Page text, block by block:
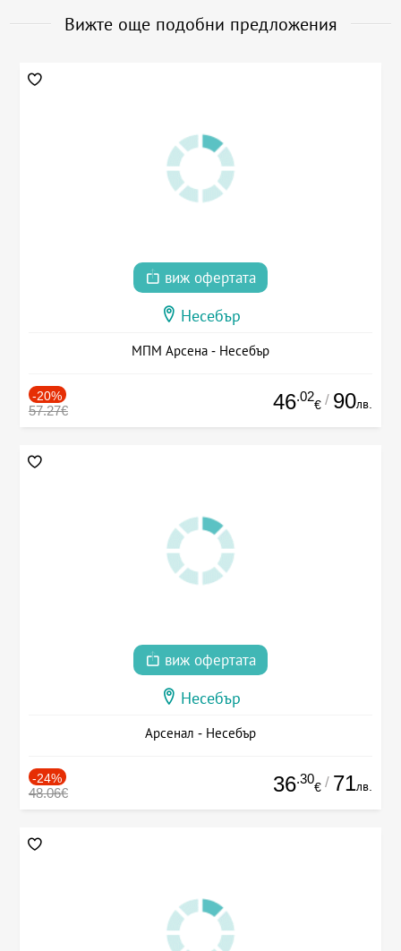
Вижте още подобни предложения
виж офертата
Несебър
МПМ Арсена - Несебър
-20%
57.27€ 46.02
€ / 90лв.
виж офертата
Несебър
Арсенал - Несебър
-24%
48.06€ 36.30
€ / 71лв.